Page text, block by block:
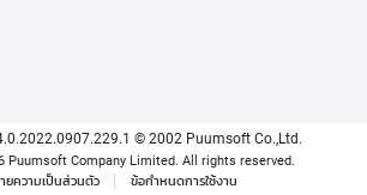
© 2002 Puumsoft Co.,Ltd.
Puumsoft Company Limited. All rights reserved.
ยความเป็นส่วนตัว
ข้อกำหนดการใช้งาน